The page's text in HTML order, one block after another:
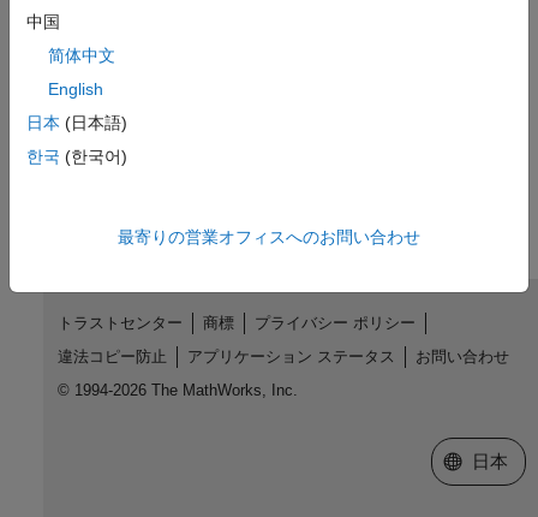
参考
中国
简体中文
English
日本 (日本語)
한국 (한국어)
最寄りの営業オフィスへのお問い合わせ
トラストセンター 商標
プライバシー ポリシー
違法コピー防止
アプリケーション ステータス
お問い合わせ
© 1994-2026 The MathWorks, Inc.
Web サイ
日本